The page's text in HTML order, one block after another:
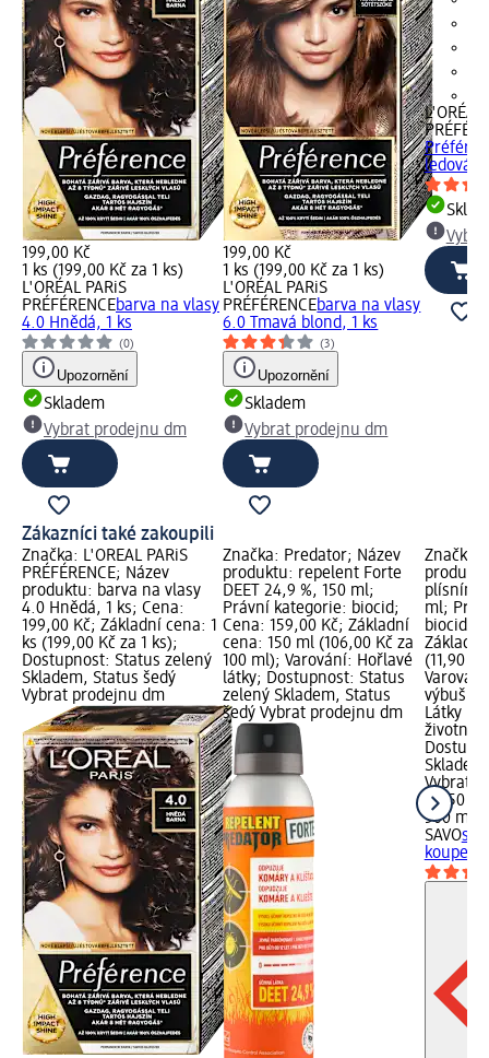
199,00 Kč
1 ks (199,00 Kč za 1 ks)
L'ORÉAL PARiS
PRÉFÉRENCEbarva na vlasy
4.0 Hnědá, 1 ks
(0)
Upozornění
Skladem
Vybrat prodejnu dm
199,00 Kč
1 ks (199,00 Kč za 1 ks)
L'ORÉAL PARiS
PRÉFÉRENCEbarva na vlasy
6.0 Tmavá blond, 1 ks
(3)
Upozornění
Skladem
Vybrat prodejnu dm
L'ORÉAL
Zákazníci také zakoupili
Značka: L'ORÉAL PARiS
PRÉFÉRENCE; Název
produktu: barva na vlasy
4.0 Hnědá, 1 ks; Cena:
199,00 Kč; Základní cena: 1
ks (199,00 Kč za 1 ks);
Dostupnost: Status zelený
Skladem, Status šedý
Vybrat prodejnu dm
Značka: Predator; Název
produktu: repelent Forte
DEET 24,9 %, 150 ml;
Právní kategorie: biocid;
Cena: 159,00 Kč; Základní
cena: 150 ml (106,00 Kč za
100 ml); Varování: Hořlavé
látky; Dostupnost: Status
zelený Skladem, Status
šedý Vybrat prodejnu dm
Značka:
plísním
ml;
biocid;
(11,90
výbušné
Látky
životní
Vybrat
59,50 Kč
500 ml
SAVO